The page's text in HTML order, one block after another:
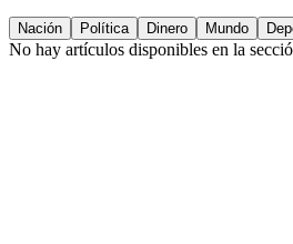
Nación Política Dinero Mundo
No hay artículos disponibles en la